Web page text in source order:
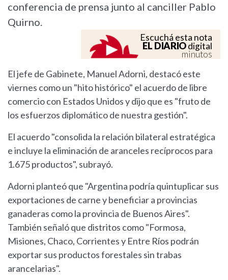
conferencia de prensa junto al canciller Pablo
Quirno.
Escuchá esta nota
EL DIARIOdigital
minutos
El jefe de Gabinete, Manuel Adorni, destacó este
viernes como un "hito histórico" el acuerdo de libre
comercio con Estados Unidos y dijo que es "fruto de
los esfuerzos diplomático de nuestra gestión".
El acuerdo "consolida la relación bilateral estratégica
e incluye la eliminación de aranceles recíprocos para
1.675 productos", subrayó.
Adorni planteó que "Argentina podría quintuplicar sus
exportaciones de carne y beneficiar a provincias
ganaderas como la provincia de Buenos Aires".
También señaló que distritos como "Formosa,
Misiones, Chaco, Corrientes y Entre Ríos podrán
exportar sus productos forestales sin trabas
arancelarias".